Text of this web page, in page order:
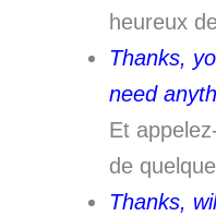
heureux
Thanks,
need
Et
de
Thanks,